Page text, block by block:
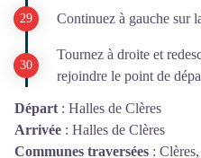
Continuez à gauche sur
Tournez à droite et
rejoindre le point de
Départ : Halles de Clères
Arrivée : Halles de Clères
Communes traversées :